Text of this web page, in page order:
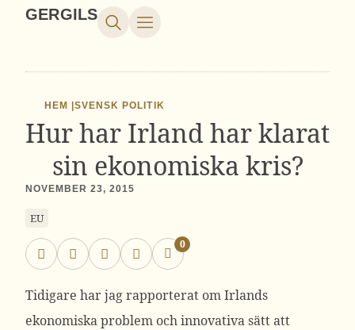
GERGILS
HEM |SVENSK POLITIK
Hur har Irland har klarat
sin ekonomiska kris?
NOVEMBER 23, 2015
EU
0
Tidigare har jag rapporterat om Irlands
ekonomiska problem och innovativa sätt att